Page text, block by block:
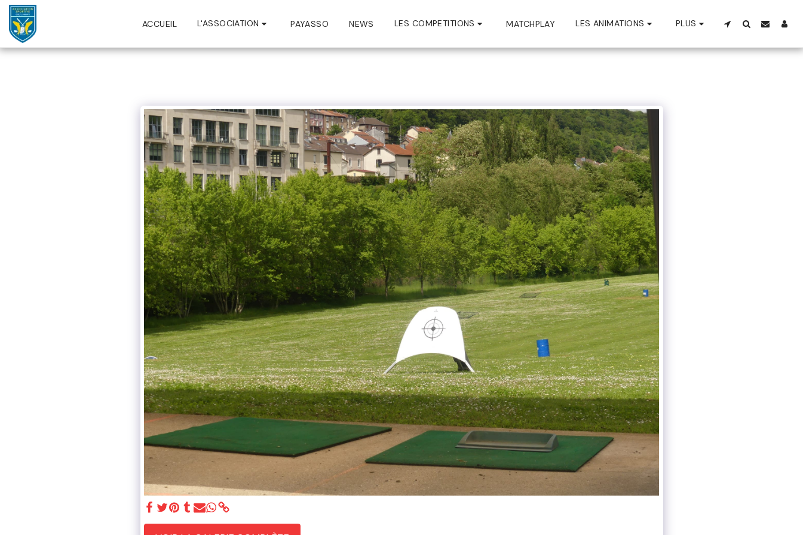
ACCUEIL L'ASSOCIATION PAYASSO NEWS LES COMPETITIONS MATCHPLAY LES ANIMATIONS PLUS